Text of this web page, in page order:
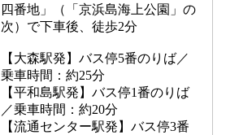
四番地」（「京浜島海上公園」の
次）で下車後、徒歩2分
【大森駅発】バス停5番のりば／
乗車時間：約25分
【平和島駅発】バス停1番のりば
／乗車時間：約20分
【流通センター駅発】バス停3番